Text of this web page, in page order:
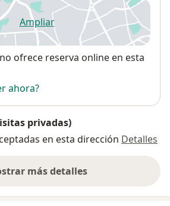
Ampliarse abre en una nueva
ofrece reserva online en esta
ahora?
privadas)
en esta dirección Detalles
más detalles
sobre la dirección